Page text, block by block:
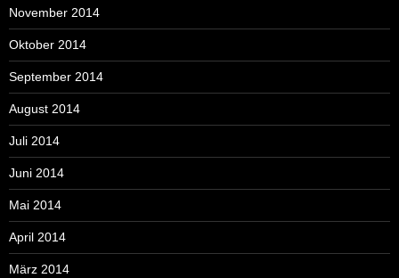
November 2014
Oktober 2014
September 2014
August 2014
Juli 2014
Juni 2014
Mai 2014
April 2014
März 2014